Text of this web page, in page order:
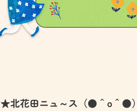
★北花田ニュ～ス（●＾o＾●